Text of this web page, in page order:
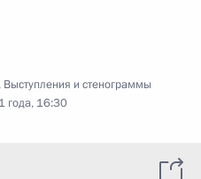
, Выступления и стенограммы
года, 16:30